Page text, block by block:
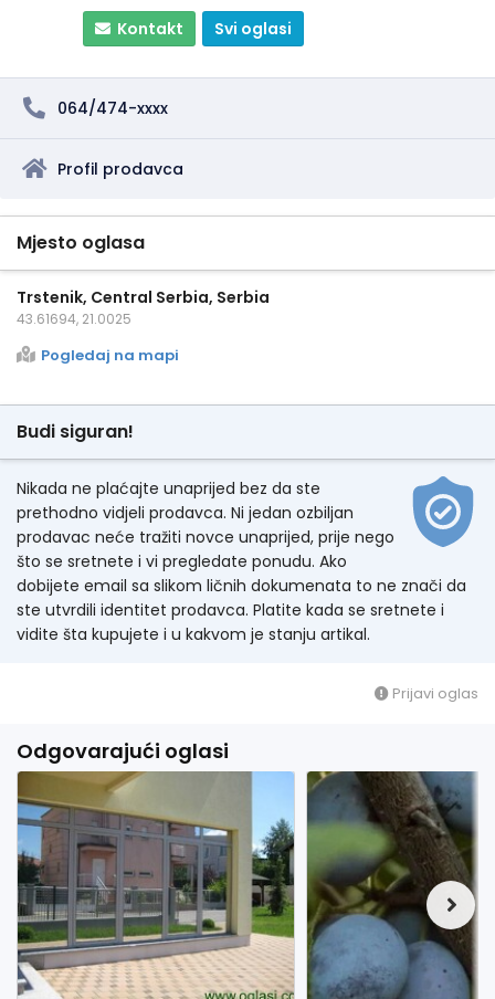
Kontakt Svi oglasi
064/474-xxxx
Profil prodavca
Mjesto oglasa
Trstenik, Central Serbia, Serbia
43.61694, 21.0025
Pogledaj na mapi
Budi siguran!
Nikada ne plaćajte unaprijed bez da ste
prethodno vidjeli prodavca. Ni jedan ozbiljan
prodavac neće tražiti novce unaprijed, prije nego
što se sretnete i vi pregledate ponudu. Ako
dobijete email sa slikom ličnih dokumenata to ne znači da
ste utvrdili identitet prodavca. Platite kada se sretnete i
vidite šta kupujete i u kakvom je stanju artikal.
Prijavi oglas
Odgovarajući oglasi